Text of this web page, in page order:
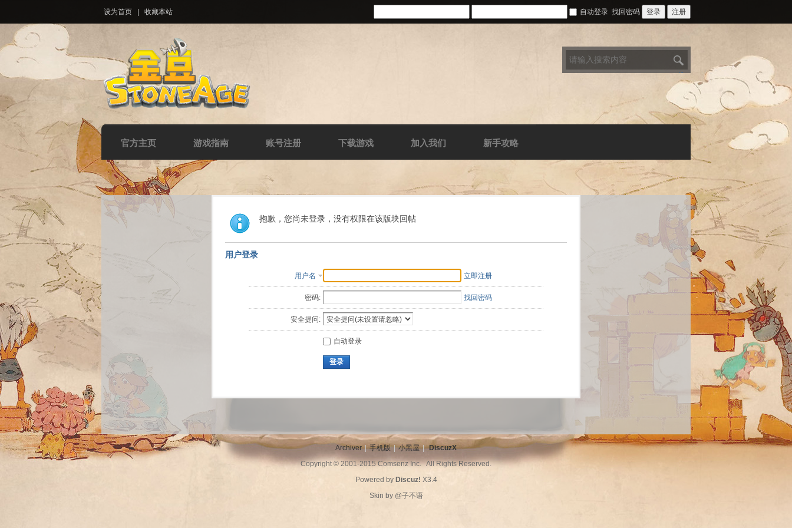
设为首页 收藏本站 自动登录 找回密码 登录 注册
官方主页 游戏指南 账号注册 下载游戏 加入我们 新手攻略
抱歉，您尚未登录，没有权限在该版块回帖
用户登录
用户名 立即注册
密码: 找回密码
安全提问:
自动登录
登录
Archiver | 手机版 | 小黑屋 | DiscuzX
Copyright © 2001-2015Comsenz Inc.All Rights Reserved.
Powered by Discuz! X3.4
Skin by @子不语